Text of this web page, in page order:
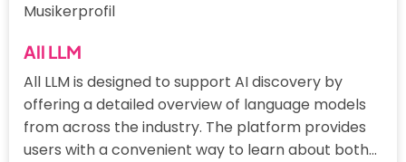
Musikerprofil
All LLM
All LLM is designed to support AI discovery by
offering a detailed overview of language models
from across the industry. The platform provides
users with a convenient way to learn about both…